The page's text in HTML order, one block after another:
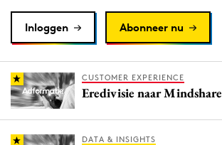
Inloggen Abonneer nu
CUSTOMER EXPERIENCE
Eredivisie naar Mindshare
DATA & INSIGHTS